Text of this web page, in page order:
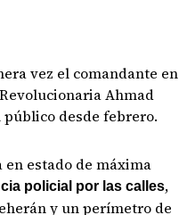
vez el comandante en
Ahmad
público desde febrero.
estado de máxima
policial por las calles,
y un perímetro de